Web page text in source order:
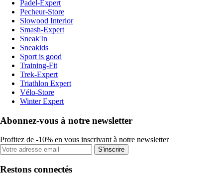
Padel-Expert
Pecheur-Store
Slowood Interior
Smash-Expert
Sneak'In
Sneakids
Sport is good
Training-Fit
Trek-Expert
Triathlon Expert
Vélo-Store
Winter Expert
Abonnez-vous à notre newsletter
Profitez de -10% en vous inscrivant à notre newsletter
S'inscrire
Restons connectés